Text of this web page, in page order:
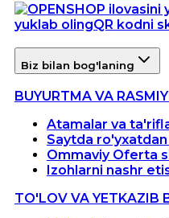
yuklab olingQR kodni
Biz bilan bog'laning
BUYURTMA VA
Atamalar va
Saytda
Ommaviy Oferta
Izohlarni nashr
TO'LOV VA YETKAZIB